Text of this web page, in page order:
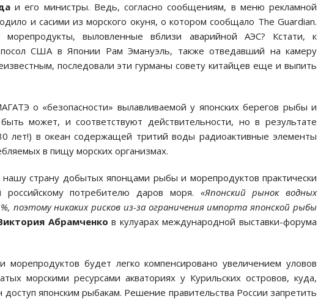
и его министры. Ведь, согласно сообщениям, в меню рекламной
и сасими из морского окуня, о котором сообщало The Guardian.
выловленные вблизи аварийной АЭС? Кстати, к
посол США в Японии Рам Эмануэль, также отведавший на камеру
последовали эти гурманы совету китайцев еще и выпить
о «безопасности» вылавливаемой у японских берегов рыбы и
может, и соответствуют действительности, но в результате
лет!) в океан содержащей тритий воды радиоактивные элементы
в пищу морских организмах.
страну добытых японцами рыбы и морепродуктов практически
потребителю даров моря. «Японский рынок водных
поэтому никаких рисков из-за ограничения импорта японской рыбы
Абрамченко в кулуарах международной выставки-форума
будет легко компенсировано увеличением уловов
морскими ресурсами акваториях у Курильских островов, куда,
японским рыбакам. Решение правительства России запретить